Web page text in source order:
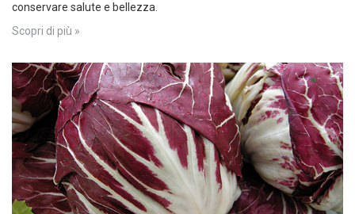
conservare salute e bellezza.
Scopri di più »